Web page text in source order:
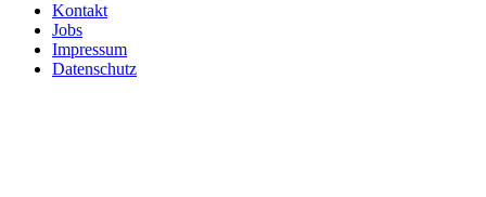
Kontakt
Jobs
Impressum
Datenschutz